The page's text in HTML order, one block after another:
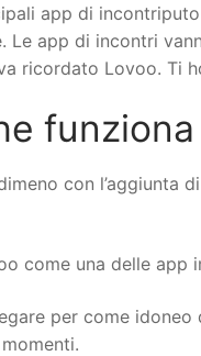
app di
Le app di incontri
ricordato Lovoo. Ti
con l’aggiunta
come una delle
per come